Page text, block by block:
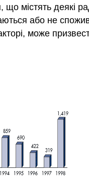
що містять деякі
або не
може